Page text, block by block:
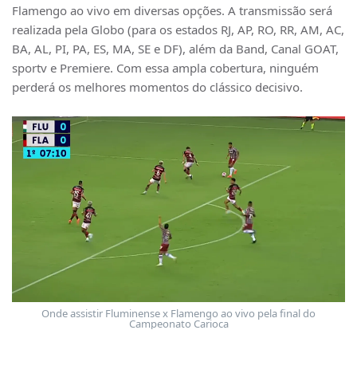
Flamengo ao vivo em diversas opções. A transmissão será
realizada pela Globo (para os estados RJ, AP, RO, RR, AM, AC,
BA, AL, PI, PA, ES, MA, SE e DF), além da Band, Canal GOAT,
sportv e Premiere. Com essa ampla cobertura, ninguém
perderá os melhores momentos do clássico decisivo.
Onde assistir Fluminense x Flamengo ao vivo pela final do
Campeonato Carioca